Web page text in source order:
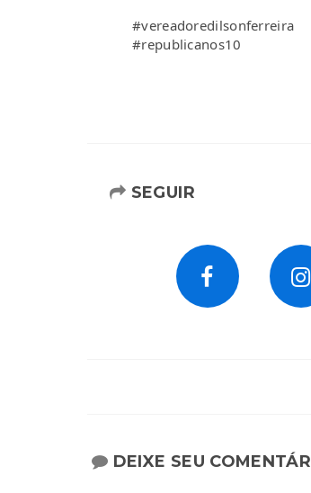
#vereadoredilsonferreira
#republicanos10
SEGUIR
DEIXE SEU